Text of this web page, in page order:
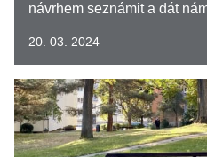
návrhem seznámit a dát
20. 03. 2024